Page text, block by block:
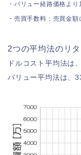
・バリュー経路価格よ
・売買手数料：売買金
2つの平均法のリ
ドルコスト平均法は
バリュー平均法は、